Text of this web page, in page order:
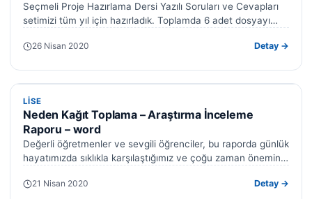
Seçmeli Proje Hazırlama Dersi Yazılı Soruları ve Cevapları
setimizi tüm yıl için hazırladık. Toplamda 6 adet dosyayı
26 Nisan 2020 Detay →
LISE
LISE
Neden Kağıt Toplama – Araştırma İnceleme
Raporu – word
Değerli öğretmenler ve sevgili öğrenciler, bu raporda günlük
hayatımızda sıklıkla karşılaştığımız ve çoğu zaman önemini
21 Nisan 2020 Detay →